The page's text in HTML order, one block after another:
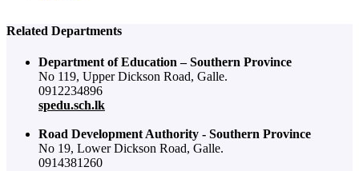
Related Departments
Department of Education – Southern Province
No 119, Upper Dickson Road, Galle.
0912234896
spedu.sch.lk
Road Development Authority - Southern Province
No 19, Lower Dickson Road, Galle.
0914381260